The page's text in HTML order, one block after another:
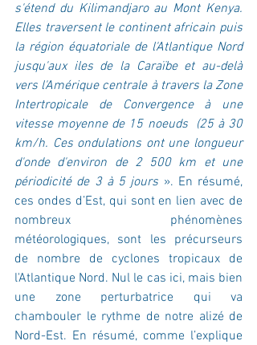
s'étend du Kilimandjaro au Mont Kenya.
Elles traversent le continent africain puis
la région équatoriale de l'Atlantique Nord
jusqu'aux iles de la Caraïbe et au-delà
vers l'Amérique centrale à travers la Zone
Intertropicale de Convergence à une
vitesse moyenne de 15 noeuds  (25 à 30
km/h. Ces ondulations ont une longueur
d'onde d'environ de 2 500 km et une
périodicité de 3 à 5 jours ». En résumé,
ces ondes d’Est, qui sont en lien avec de
nombreux phénomènes
météorologiques, sont les précurseurs
de nombre de cyclones tropicaux de
l'Atlantique Nord. Nul le cas ici, mais bien
une zone perturbatrice qui va
chambouler le rythme de notre alizé de
Nord-Est. En résumé, comme l’explique